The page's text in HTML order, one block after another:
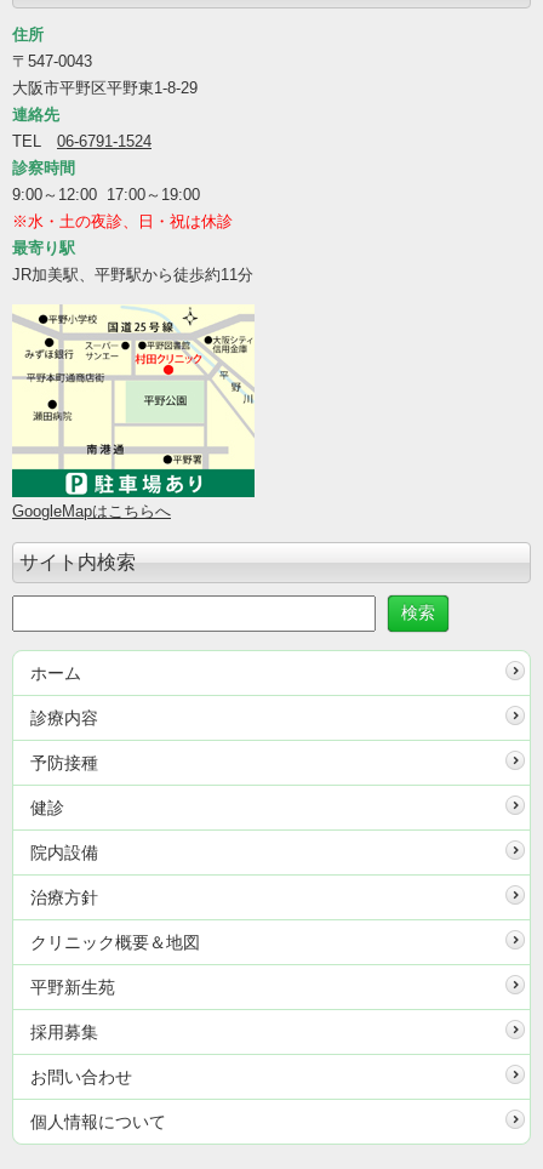
住所
〒547-0043
大阪市平野区平野東1-8-29
連絡先
TEL 06-6791-1524
診察時間
9:00～12:00 17:00～19:00
※水・土の夜診、日・祝は休診
最寄り駅
JR加美駅、平野駅から徒歩約11分
GoogleMapはこちらへ
サイト内検索
ホーム
診療内容
予防接種
健診
院内設備
治療方針
クリニック概要＆地図
平野新生苑
採用募集
お問い合わせ
個人情報について